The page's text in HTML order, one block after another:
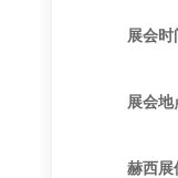
展会
展会
赫西展